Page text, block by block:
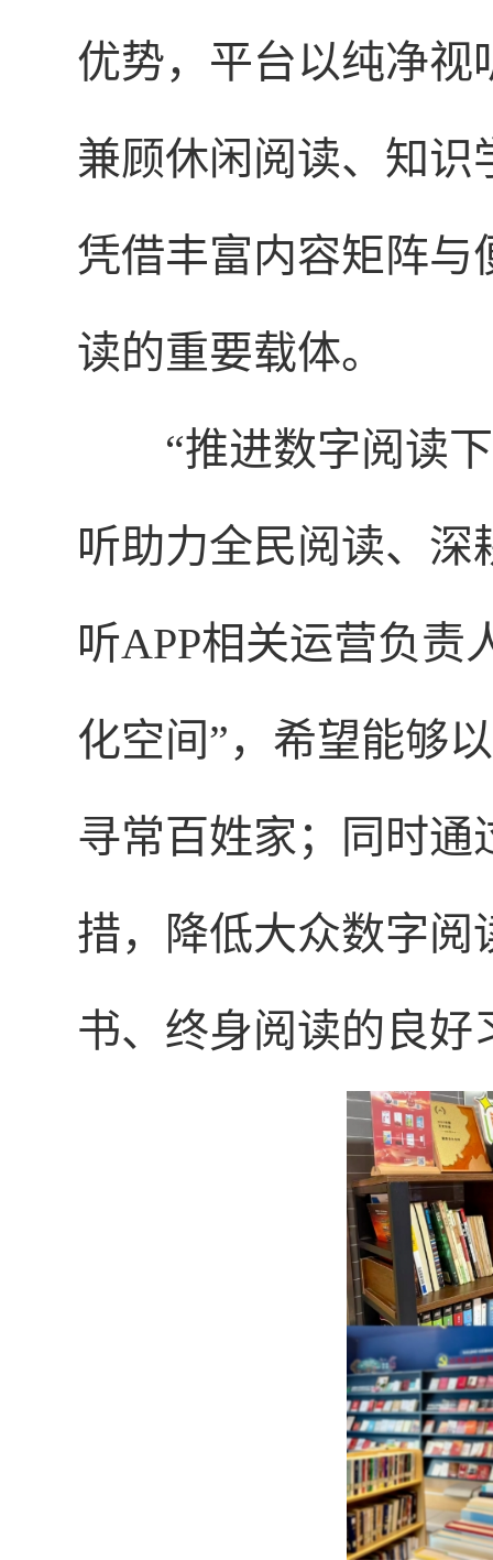
优势，平台以纯净视
兼顾休闲阅读、知
凭借丰富内容矩阵与
读的重要载体。
“推进数字阅读
听助力全民阅读、深
听APP相关运营负责
化空间”，希望能够
寻常百姓家；同时
措，降低大众数字阅
书、终身阅读的良好